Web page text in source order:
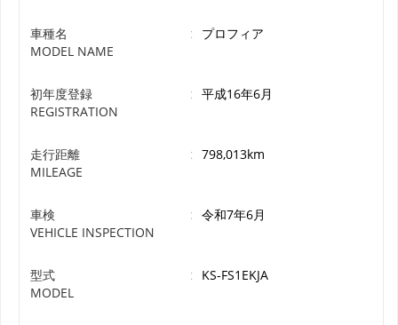
車種名
MODEL NAME
: プロフィア
初年度登録
REGISTRATION
: 平成16年6月
走行距離
MILEAGE
: 798,013km
車検
VEHICLE INSPECTION
: 令和7年6月
型式
MODEL
: KS-FS1EKJA